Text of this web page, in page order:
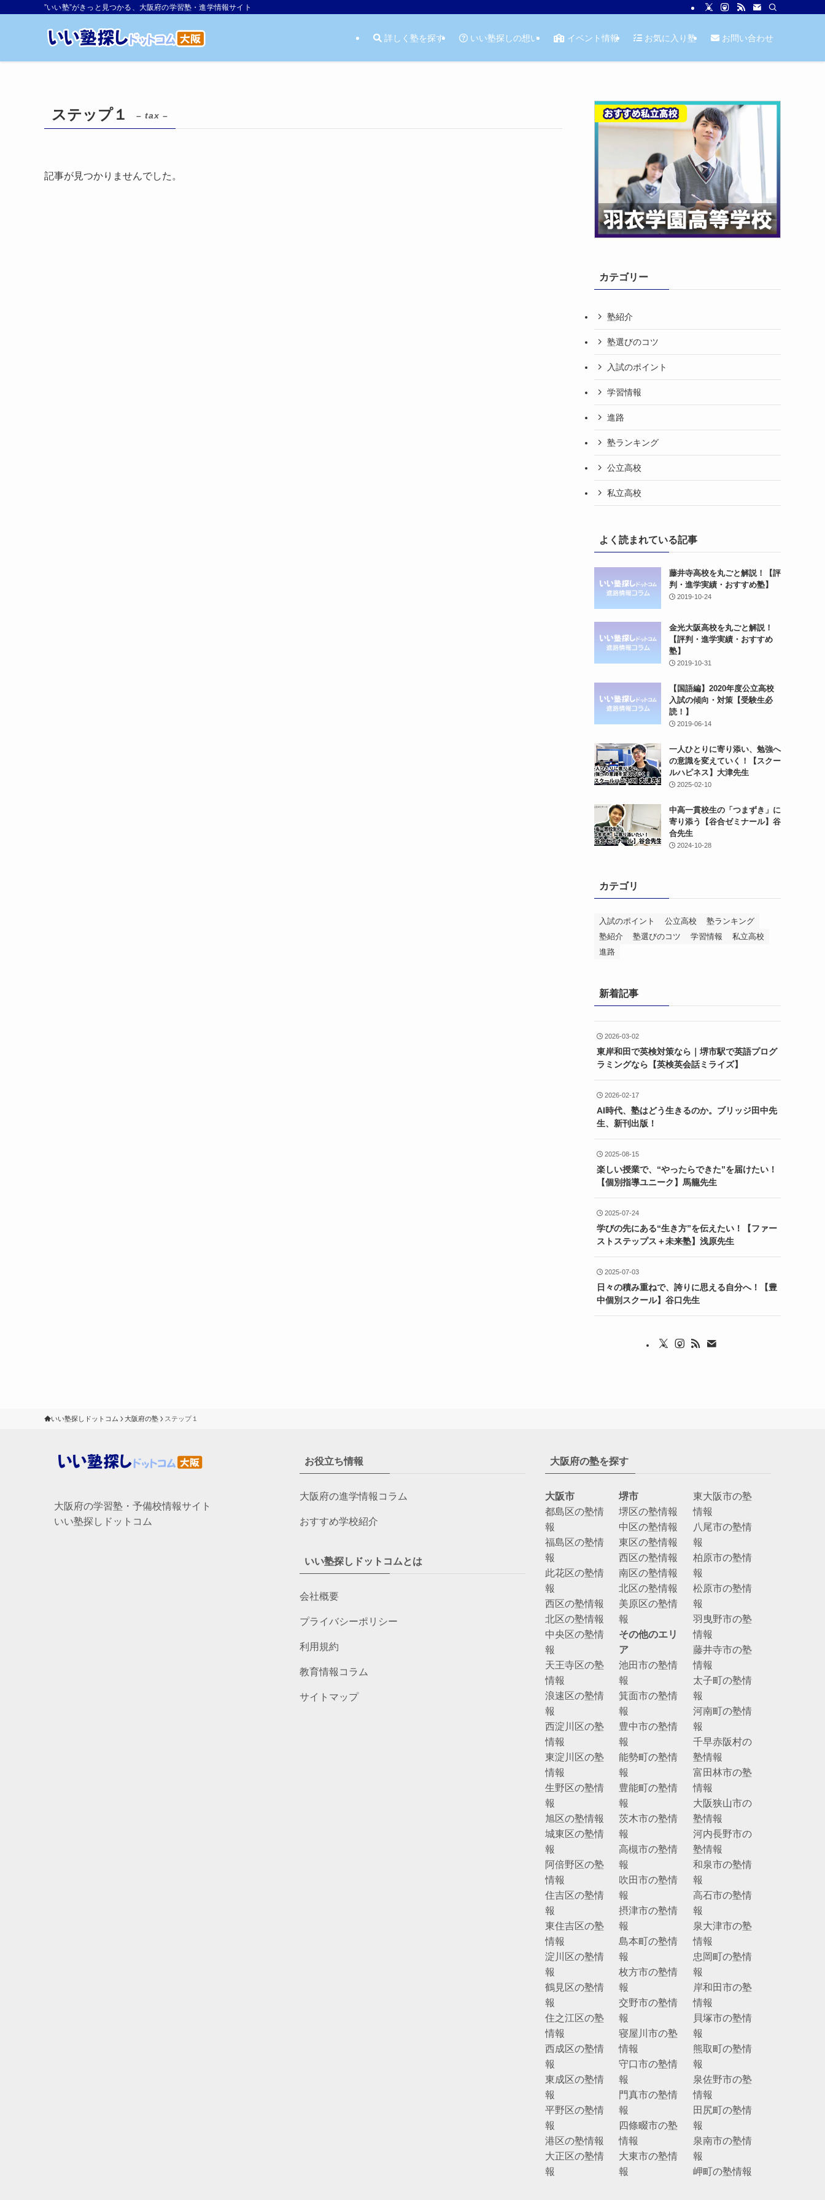
”いい塾”がきっと見つかる、大阪府の学習塾・進学情報サイト
詳しく塾を探す いい塾探しの想い イベント情報 お気に入り塾 お問い合わせ
ステップ１ – tax –
記事が見つかりませんでした。
カテゴリー
塾紹介
塾選びのコツ
入試のポイント
学習情報
進路
塾ランキング
公立高校
私立高校
よく読まれている記事
藤井寺高校を丸ごと解説！【評
判・進学実績・おすすめ塾】
2019-10-24
金光大阪高校を丸ごと解説！
【評判・進学実績・おすすめ
塾】
2019-10-31
【国語編】2020年度公立高校
入試の傾向・対策【受験生必
読！】
2019-06-14
一人ひとりに寄り添い、勉強へ
の意識を変えていく！【スクー
ルハピネス】大津先生
2025-02-10
中高一貫校生の「つまずき」に
寄り添う【谷合ゼミナール】谷
合先生
2024-10-28
カテゴリ
入試のポイント 公立高校
塾ランキング
塾紹介
塾選びのコツ 学習情報
私立高校
進路
新着記事
2026-03-02
東岸和田で英検対策なら｜堺市駅で英語プログ
ラミングなら【英検英会話ミライズ】
2026-02-17
AI時代、塾はどう生きるのか。ブリッジ田中先
生、新刊出版！
2025-08-15
楽しい授業で、“やったらできた”を届けたい！
【個別指導ユニーク】馬籠先生
2025-07-24
学びの先にある“生き方”を伝えたい！【ファー
ストステップス＋未来塾】浅原先生
2025-07-03
日々の積み重ねで、誇りに思える自分へ！【豊
中個別スクール】谷口先生
いい塾探しドットコム 大阪府の塾 ステップ１
大阪府の学習塾・予備校情報サイト
いい塾探しドットコム
お役立ち情報
大阪府の進学情報コラム
おすすめ学校紹介
いい塾探しドットコムとは
会社概要
プライバシーポリシー
利用規約
教育情報コラム
サイトマップ
大阪府の塾を探す
大阪市
都島区の塾情
報
福島区の塾情
報
此花区の塾情
報
西区の塾情報
北区の塾情報
中央区の塾情
報
天王寺区の塾
情報
浪速区の塾情
報
西淀川区の塾
情報
東淀川区の塾
情報
生野区の塾情
報
旭区の塾情報
城東区の塾情
報
阿倍野区の塾
情報
住吉区の塾情
報
東住吉区の塾
情報
淀川区の塾情
報
鶴見区の塾情
報
住之江区の塾
情報
西成区の塾情
報
東成区の塾情
報
平野区の塾情
報
港区の塾情報
大正区の塾情
報
堺市
堺区の塾情報
中区の塾情報
東区の塾情報
西区の塾情報
南区の塾情報
北区の塾情報
美原区の塾情
報
その他のエリ
ア
池田市の塾情
報
箕面市の塾情
報
豊中市の塾情
報
能勢町の塾情
報
豊能町の塾情
報
茨木市の塾情
報
高槻市の塾情
報
吹田市の塾情
報
摂津市の塾情
報
島本町の塾情
報
枚方市の塾情
報
交野市の塾情
報
寝屋川市の塾
情報
守口市の塾情
報
門真市の塾情
報
四條畷市の塾
情報
大東市の塾情
報
東大阪市の塾
情報
八尾市の塾情
報
柏原市の塾情
報
松原市の塾情
報
羽曳野市の塾
情報
藤井寺市の塾
情報
太子町の塾情
報
河南町の塾情
報
千早赤阪村の
塾情報
富田林市の塾
情報
大阪狭山市の
塾情報
河内長野市の
塾情報
和泉市の塾情
報
高石市の塾情
報
泉大津市の塾
情報
忠岡町の塾情
報
岸和田市の塾
情報
貝塚市の塾情
報
熊取町の塾情
報
泉佐野市の塾
情報
田尻町の塾情
報
泉南市の塾情
報
岬町の塾情報